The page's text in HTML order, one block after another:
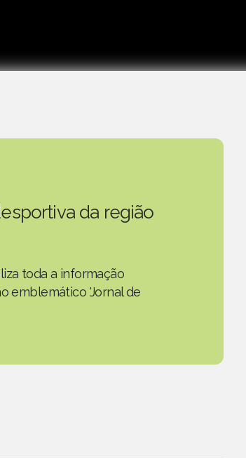
da região
toda a informação
emblemático 'Jornal de